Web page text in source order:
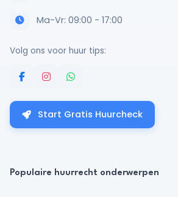
Ma-Vr: 09:00 - 17:00
Volg ons voor huur tips:
Start Gratis Huurcheck
Populaire huurrecht onderwerpen